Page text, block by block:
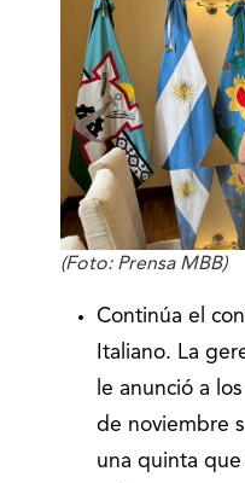
(Foto: Prensa MBB)
Continúa el
Italiano. La
le anunció a
de noviembre
una quinta